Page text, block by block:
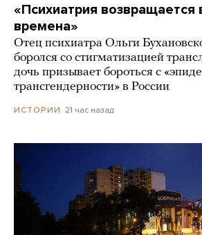
«Психиатрия возвращается
времена»
Отец психиатра Ольги
боролся со стигматизацией
дочь призывает бороться с
трансгендерности» в России
ИСТОРИИ 21 час назад